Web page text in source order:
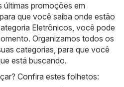
últimas promoções em
que você saiba onde estão
Eletrônicos, você pode
Organizamos todos os
categorias, para que você
está buscando.
Confira estes folhetos: